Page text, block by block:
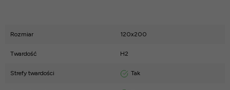
Rozmiar 120x200
Twardość H2
Strefy twardości Tak